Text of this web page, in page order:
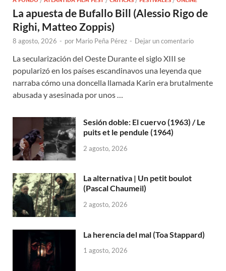
La apuesta de Bufallo Bill (Alessio Rigo de
Righi, Matteo Zoppis)
8 agosto, 2026 - por Mario Peña Pérez - Dejar un comentario
La secularización del Oeste Durante el siglo XIII se
popularizó en los países escandinavos una leyenda que
narraba cómo una doncella llamada Karin era brutalmente
abusada y asesinada por unos …
Sesión doble: El cuervo (1963) / Le
puits et le pendule (1964)
2 agosto, 2026
La alternativa | Un petit boulot
(Pascal Chaumeil)
2 agosto, 2026
La herencia del mal (Toa Stappard)
1 agosto, 2026